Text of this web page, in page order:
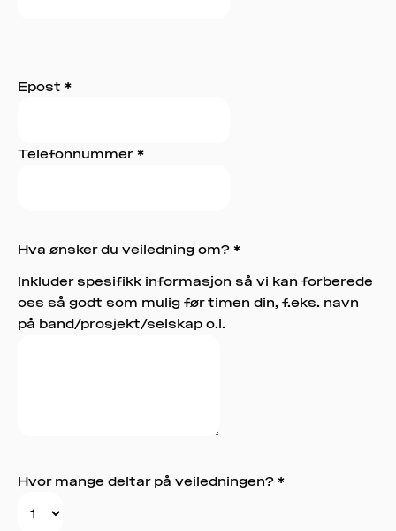
Epost *
Telefonnummer *
Hva ønsker du veiledning om? *
Inkluder spesifikk informasjon så vi kan forberede
oss så godt som mulig før timen din, f.eks. navn
på band/prosjekt/selskap o.l.
Hvor mange deltar på veiledningen? *